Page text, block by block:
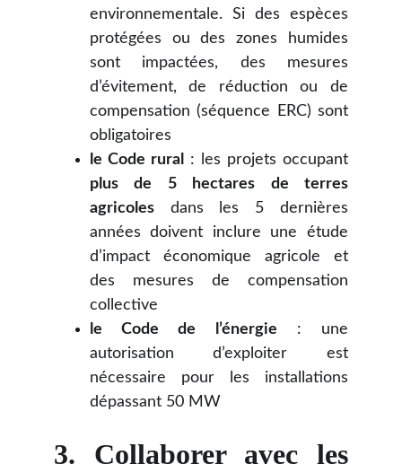
environnementale. Si des espèces
protégées ou des zones humides
sont impactées, des mesures
d’évitement, de réduction ou de
compensation (séquence ERC) sont
obligatoires
le Code rural
: les projets occupant
plus de 5 hectares de terres
agricoles dans les 5 dernières
années doivent inclure une étude
d’impact économique agricole et
des mesures de compensation
collective
le Code de l’énergie : une
autorisation d’exploiter est
nécessaire pour les installations
dépassant 50 MW
3. Collaborer avec les